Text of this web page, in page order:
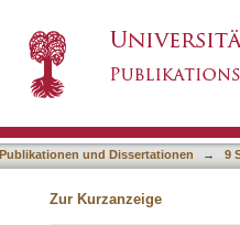
und Dissertationen → 9
Zur Kurzanzeige